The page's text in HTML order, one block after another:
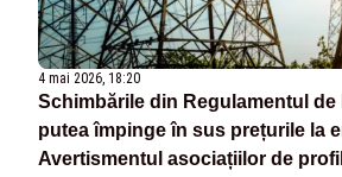
4 mai 2026, 18:20
Schimbările din Regulamentul de
putea împinge în sus prețurile la
Avertismentul asociațiilor de profil